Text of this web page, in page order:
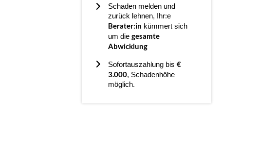
Schaden melden und
zurück lehnen, Ihr:e
Berater:in kümmert sich
um die gesamte
Abwicklung
Sofortauszahlung bis €
3.000, Schadenhöhe
möglich.